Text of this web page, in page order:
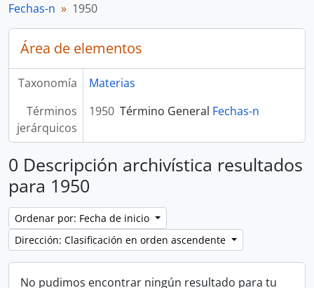
Fechas-n 1950
Área de elementos
Taxonomía
Materias
Términos
jerárquicos
1950 Término General Fechas-n
0 Descripción archivística resultados
para 1950
Ordenar por: Fecha de inicio
Dirección: Clasificación en orden ascendente
No pudimos encontrar ningún resultado para tu